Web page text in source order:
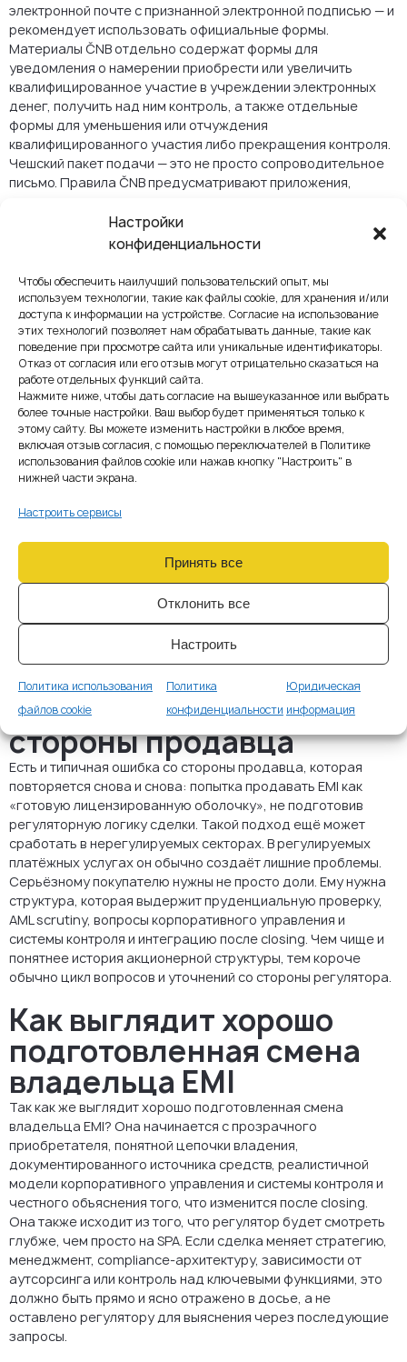
Настройки
конфиденциальности
Чтобы обеспечить наилучший пользовательский опыт, мы
используем технологии, такие как файлы cookie, для хранения и/или
доступа к информации на устройстве. Согласие на использование
этих технологий позволяет нам обрабатывать данные, такие как
поведение при просмотре сайта или уникальные идентификаторы.
Отказ от согласия или его отзыв могут отрицательно сказаться на
работе отдельных функций сайта.
Нажмите ниже, чтобы дать согласие на вышеуказанное или выбрать
более точные настройки. Ваш выбор будет применяться только к
этому сайту. Вы можете изменить настройки в любое время,
включая отзыв согласия, с помощью переключателей в Политике
использования файлов cookie или нажав кнопку "Настроить" в
нижней части экрана.
Настроить сервисы
Принять все
Отклонить все
Настроить
Политика использования
файлов cookie
Политика
конфиденциальности
Юридическая
информация
электронной почте с признанной электронной подписью — и
рекомендует использовать официальные формы.
Материалы ČNB отдельно содержат формы для
уведомления о намерении приобрести или увеличить
квалифицированное участие в учреждении электронных
денег, получить над ним контроль, а также отдельные
формы для уменьшения или отчуждения
квалифицированного участия либо прекращения контроля.
Чешский пакет подачи — это не просто сопроводительное
письмо. Правила ČNB предусматривают приложения,
финансовую отчётность, сведения о тесных связях,
стратегический план, материалы по деловой репутации и
С регуляторной due
diligence нужно
начинать в первую
очередь
Именно поэтому покупатели должны начинать due diligence
с регуляторной проверки, а не только с юридического и
налогового анализа. Недостаточно просто убедиться, что
у цели «есть EMI-лицензия». Нужно понять, активна ли
уведомления, актуальна ли запись о структуре акционеров,
авторизационного досье и есть ли открытые надзорные
вопросы, которые новый собственник унаследует.
Центральный реестр EBA может помочь проверить,
числится ли платёжное учреждение или EMI в официальном
списке, однако юридически определяющими остаются
национальные реестры, которые ведутся и обновляются
компетентными органами.
Типичная ошибка со
стороны продавца
Есть и типичная ошибка со стороны продавца, которая
повторяется снова и снова: попытка продавать EMI как
«готовую лицензированную оболочку», не подготовив
регуляторную логику сделки. Такой подход ещё может
сработать в нерегулируемых секторах. В регулируемых
платёжных услугах он обычно создаёт лишние проблемы.
Серьёзному покупателю нужны не просто доли. Ему нужна
структура, которая выдержит пруденциальную проверку,
AML scrutiny, вопросы корпоративного управления и
системы контроля и интеграцию после closing. Чем чище и
понятнее история акционерной структуры, тем короче
обычно цикл вопросов и уточнений со стороны регулятора.
Как выглядит хорошо
подготовленная смена
владельца EMI
Так как же выглядит хорошо подготовленная смена
владельца EMI? Она начинается с прозрачного
приобретателя, понятной цепочки владения,
документированного источника средств, реалистичной
модели корпоративного управления и системы контроля и
честного объяснения того, что изменится после closing.
Она также исходит из того, что регулятор будет смотреть
глубже, чем просто на SPA. Если сделка меняет стратегию,
менеджмент, compliance-архитектуру, зависимости от
аутсорсинга или контроль над ключевыми функциями, это
должно быть прямо и ясно отражено в досье, а не
оставлено регулятору для выяснения через последующие
запросы.